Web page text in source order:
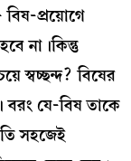
প্রয়োগে
না।কিন্তু
স্বচ্ছন্দ? বিষের
বরং যে-বিষ তাকে
সহজেই